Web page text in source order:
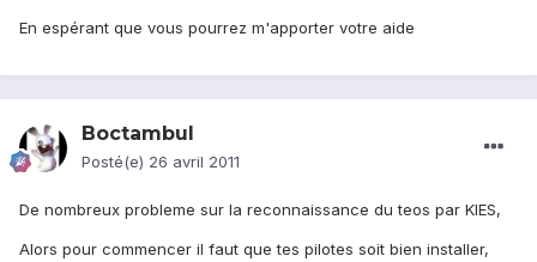
En espérant que vous pourrez m'apporter votre aide
Boctambul
Posté(e) 26 avril 2011
De nombreux probleme sur la reconnaissance du teos par KIES,
Alors pour commencer il faut que tes pilotes soit bien installer,